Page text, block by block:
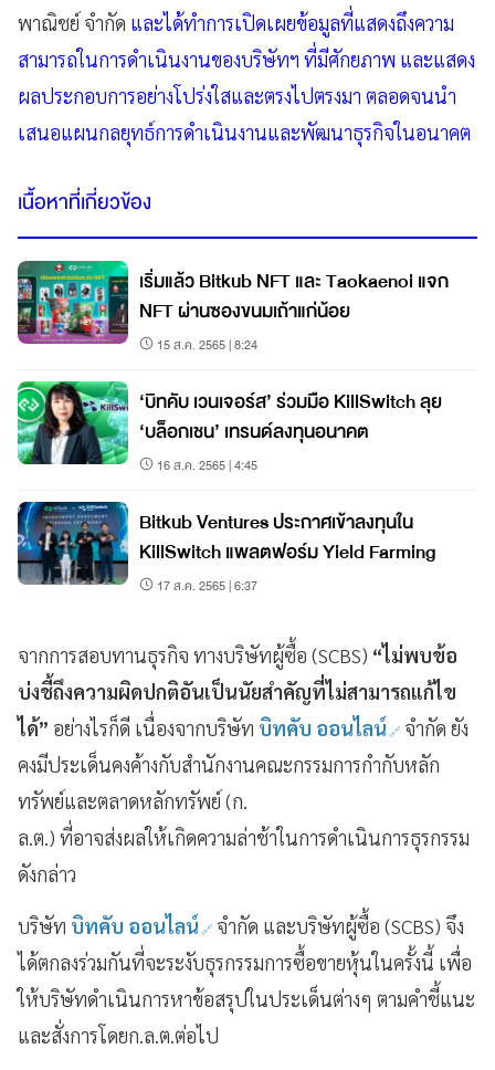
พาณิชย์ จำกัด และได้ทำการเปิดเผยข้อมูลที่แสดงถึงความ
สามารถในการดำเนินงานของบริษัทฯ ที่มีศักยภาพ และแสดง
ผลประกอบการอย่างโปร่งใสและตรงไปตรงมา ตลอดจนนำ
เสนอแผนกลยุทธ์การดำเนินงานและพัฒนาธุรกิจในอนาคต
เนื้อหาที่เกี่ยวข้อง
เริ่มแล้ว Bitkub NFT และ Taokaenoi แจก
NFT ผ่านซองขนมเถ้าแก่น้อย
15 ส.ค. 2565 | 8:24
‘บิทคับ เวนเจอร์ส’ ร่วมมือ KillSwitch ลุย
‘บล็อกเชน’ เทรนด์ลงทุนอนาคต
16 ส.ค. 2565 | 4:45
Bitkub Ventures ประกาศเข้าลงทุนใน
KillSwitch แพลตฟอร์ม Yield Farming
17 ส.ค. 2565 | 6:37
จากการสอบทานธุรกิจ ทางบริษัทผู้ซื้อ (SCBS) “ไม่พบข้อ
บ่งชี้ถึงความผิดปกติอันเป็นนัยสำคัญที่ไม่สามารถแก้ไข
ได้” อย่างไรก็ดี เนื่องจากบริษัท บิทคับ ออนไลน์ จำกัด ยัง
คงมีประเด็นคงค้างกับสำนักงานคณะกรรมการกำกับหลัก
ทรัพย์และตลาดหลักทรัพย์ (ก.
ล.ต.) ที่อาจส่งผลให้เกิดความล่าช้าในการดำเนินการธุรกรรม
ดังกล่าว
บริษัท บิทคับ ออนไลน์ จำกัด และบริษัทผู้ซื้อ (SCBS) จึง
ได้ตกลงร่วมกันที่จะระงับธุรกรรมการซื้อขายหุ้นในครั้งนี้ เพื่อ
ให้บริษัทดำเนินการหาข้อสรุปในประเด็นต่างๆ ตามคำชี้แนะ
และสั่งการโดยก.ล.ต.ต่อไป